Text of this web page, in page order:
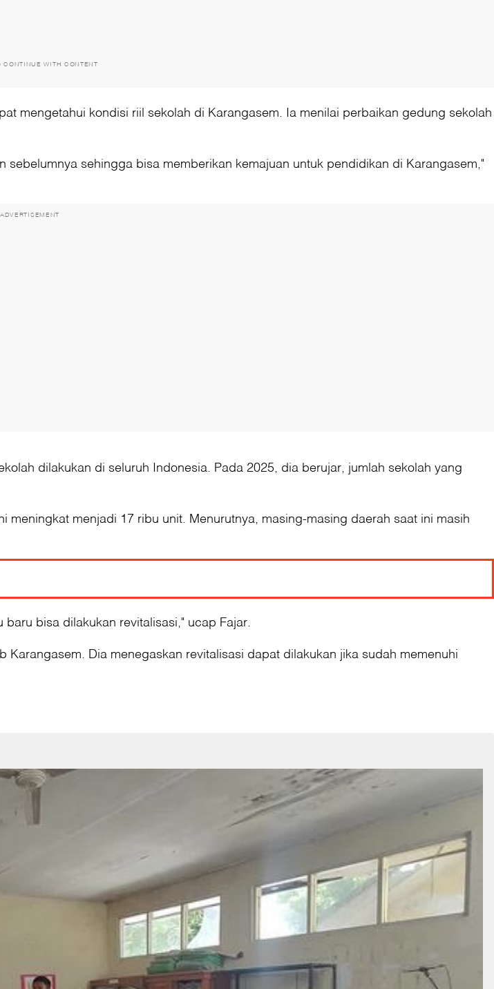
CONTINUE WITH CONTENT
mengetahui kondisi riil sekolah di Karangasem. Ia menilai perbaikan gedung sekolah
sehingga bisa memberikan kemajuan untuk pendidikan di Karangasem,"
ADVERTISEMENT
dilakukan di seluruh Indonesia. Pada 2025, dia berujar, jumlah sekolah yang
menjadi 17 ribu unit. Menurutnya, masing-masing daerah saat ini masih
bisa dilakukan revitalisasi," ucap Fajar.
Dia menegaskan revitalisasi dapat dilakukan jika sudah memenuhi